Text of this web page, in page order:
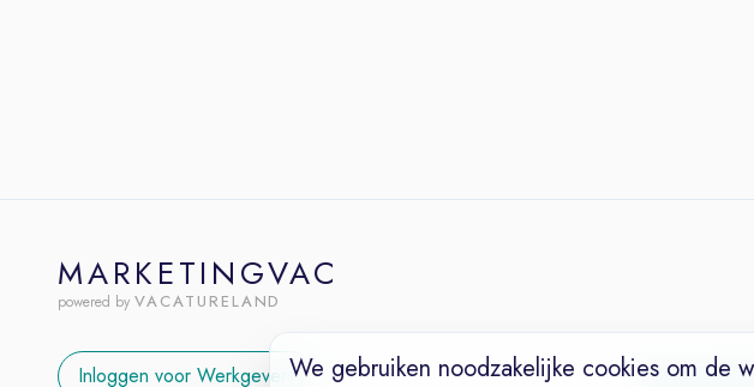
MARKETINGVAC
powered by VACATURELAND
Inloggen voor Werkgevers Vacatures
We gebruiken noodzakelijke cookies om de